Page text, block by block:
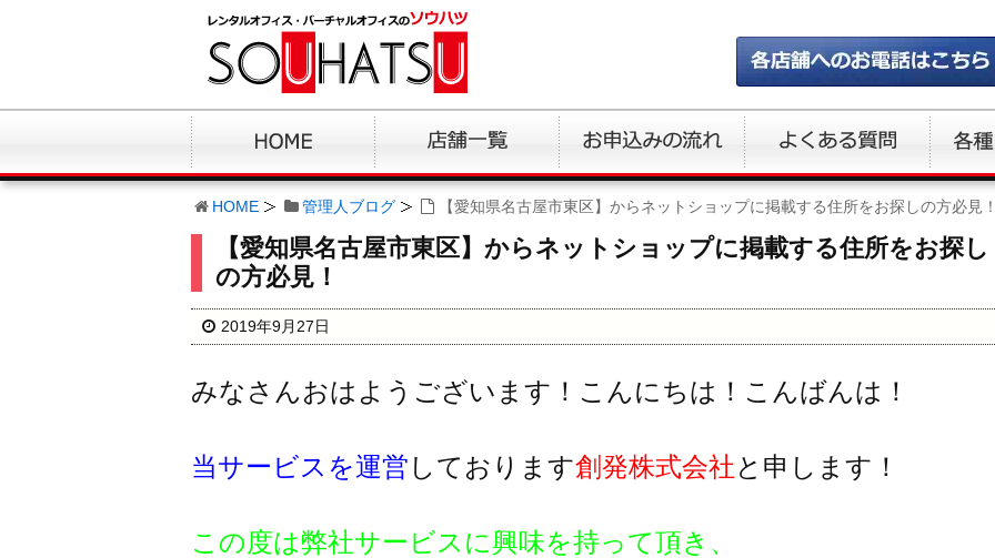
HOME 管理人ブログ 【愛知県名古屋市東区】からネットショップに掲載する住所をお探しの方必見！
【愛知県名古屋市東区】からネットショップに掲載する住所をお探し
の方必見！
2019年9月27日
みなさんおはようございます！こんにちは！こんばんは！
当サービスを運営 しております創発株式会社と申します！
この度は弊社サービスに興味を持って頂き、